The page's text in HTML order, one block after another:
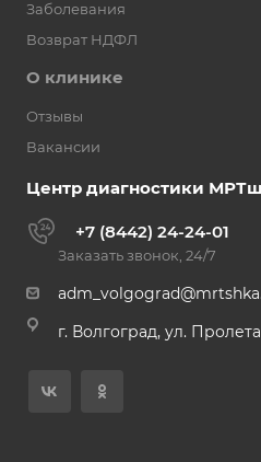
Заболевания
Возврат НДФЛ
О клинике
Отзывы
Вакансии
Центр диагностики
+7 (8442) 24-24-01
Заказать звонок, 24/7
г. Волгоград, ул.